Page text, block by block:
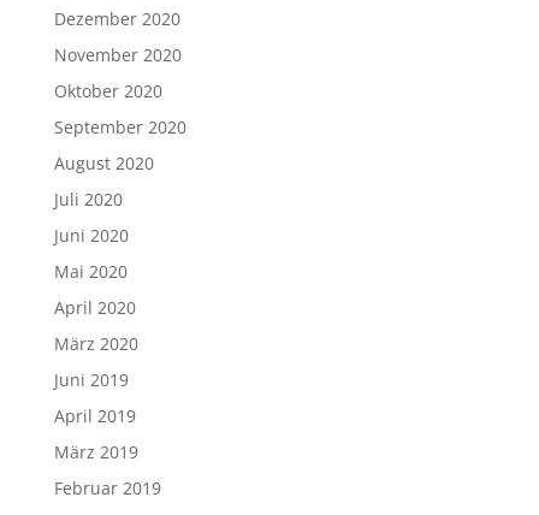
Dezember 2020
November 2020
Oktober 2020
September 2020
August 2020
Juli 2020
Juni 2020
Mai 2020
April 2020
März 2020
Juni 2019
April 2019
März 2019
Februar 2019